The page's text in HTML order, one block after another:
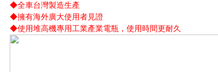
◆全車台灣製造生產
◆擁有海外廣大使用者見證
◆使用堆高機專用工業產業電瓶，使用時間更耐久